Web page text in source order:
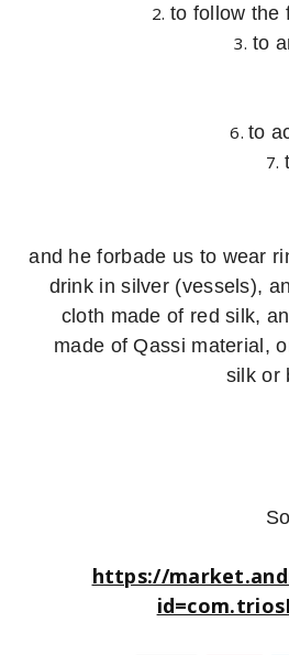
to follow the
to
to
and he forbade us to wear
drink in silver (vessels),
cloth made of red silk,
made of Qassi material,
silk or
https://